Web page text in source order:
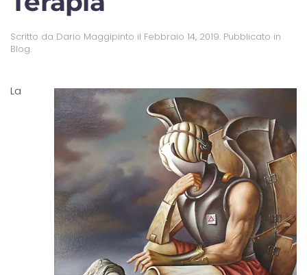
Scritto da Dario Maggipinto il Febbraio 14, 2019. Pubblicato in
Blog.
La